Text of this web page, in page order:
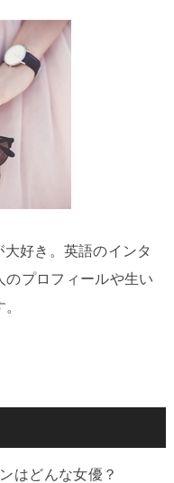
好き。英語のインタ
のプロフィールや生い
はどんな女優？